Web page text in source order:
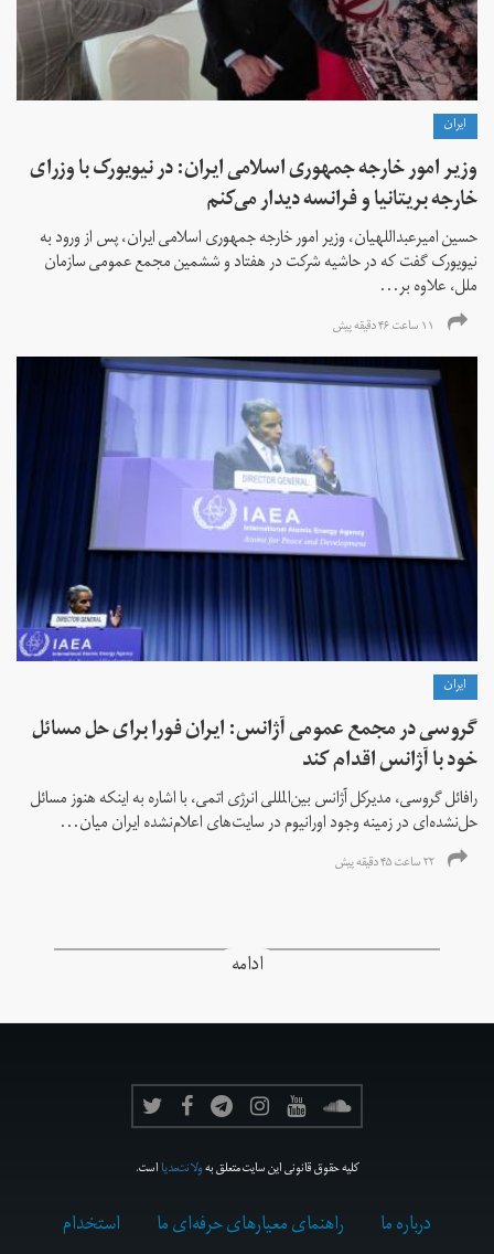
ايران
وزیر امور خارجه جمهوری اسلامی ایران: در نیویورک با وزرای
خارجه بریتانیا و فرانسه دیدار می‌کنم
حسین امیرعبداللهیان، وزیر امور خارجه جمهوری اسلامی ایران، پس از ورود به
نیویورک گفت که در حاشیه شرکت در هفتاد و ششمین مجمع عمومی سازمان
ملل، علاوه بر...
۱۱ ساعت ۴۶ دقیقه پیش
ايران
گروسی در مجمع عمومی آژانس: ایران فورا برای حل مسائل
خود با آژانس اقدام کند
رافائل گروسی، مدیرکل آژانس بین‌المللی انرژی اتمی، با اشاره به اینکه هنوز مسائل
حل‌نشده‌ای در زمینه وجود اورانیوم در سایت‌های اعلام‌نشده ایران میان...
۲۲ ساعت ۴۵ دقیقه پیش
ادامه
کلیه حقوق قانونی این سایت متعلق بهولانت‌مدیااست.
درباره ما راهنمای معیارهای حرفه‌ای ما استخدام